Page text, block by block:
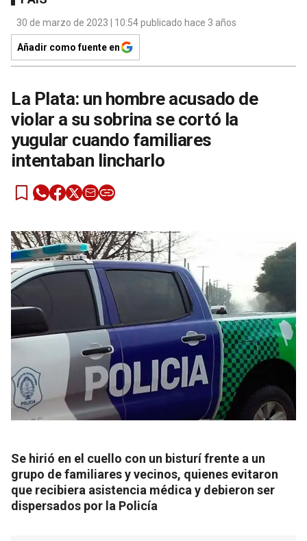
30 de marzo de 2023 | 10:54 publicado hace 3 años
Añadir como fuente en
La Plata: un hombre acusado de
violar a su sobrina se cortó la
yugular cuando familiares
intentaban lincharlo
Se hirió en el cuello con un bisturí frente a un
grupo de familiares y vecinos, quienes evitaron
que recibiera asistencia médica y debieron ser
dispersados por la Policía